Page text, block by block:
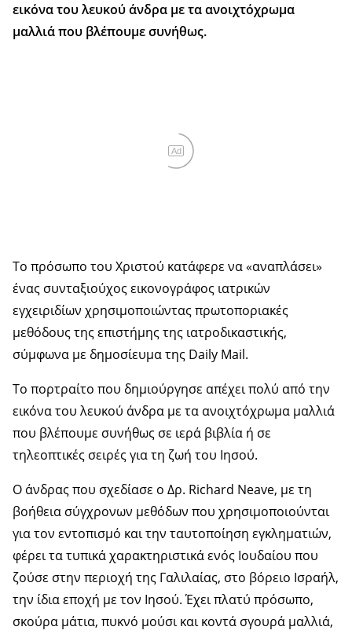
εικόνα του λευκού άνδρα με τα ανοιχτόχρωμα
μαλλιά που βλέπουμε συνήθως.
Ad
Το πρόσωπο του Χριστού κατάφερε να «αναπλάσει»
ένας συνταξιούχος εικονογράφος ιατρικών
εγχειριδίων χρησιμοποιώντας πρωτοποριακές
μεθόδους της επιστήμης της ιατροδικαστικής,
σύμφωνα με δημοσίευμα της Daily Mail.
Το πορτραίτο που δημιούργησε απέχει πολύ από την
εικόνα του λευκού άνδρα με τα ανοιχτόχρωμα μαλλιά
που βλέπουμε συνήθως σε ιερά βιβλία ή σε
τηλεοπτικές σειρές για τη ζωή του Ιησού.
Ο άνδρας που σχεδίασε ο Δρ. Richard Neave, με τη
βοήθεια σύγχρονων μεθόδων που χρησιμοποιούνται
για τον εντοπισμό και την ταυτοποίηση εγκληματιών,
φέρει τα τυπικά χαρακτηριστικά ενός Ιουδαίου που
ζούσε στην περιοχή της Γαλιλαίας, στο βόρειο Ισραήλ,
την ίδια εποχή με τον Ιησού. Έχει πλατύ πρόσωπο,
σκούρα μάτια, πυκνό μούσι και κοντά σγουρά μαλλιά,